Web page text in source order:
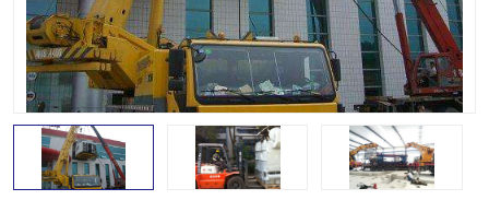
吊车出租租赁服务 叉车出租租赁服务